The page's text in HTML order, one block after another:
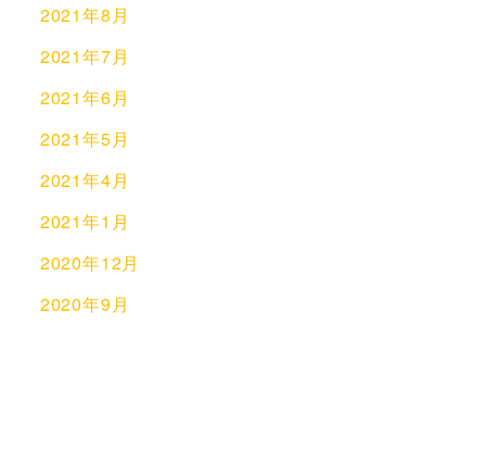
2021年8月
2021年7月
2021年6月
2021年5月
2021年4月
2021年1月
2020年12月
2020年9月